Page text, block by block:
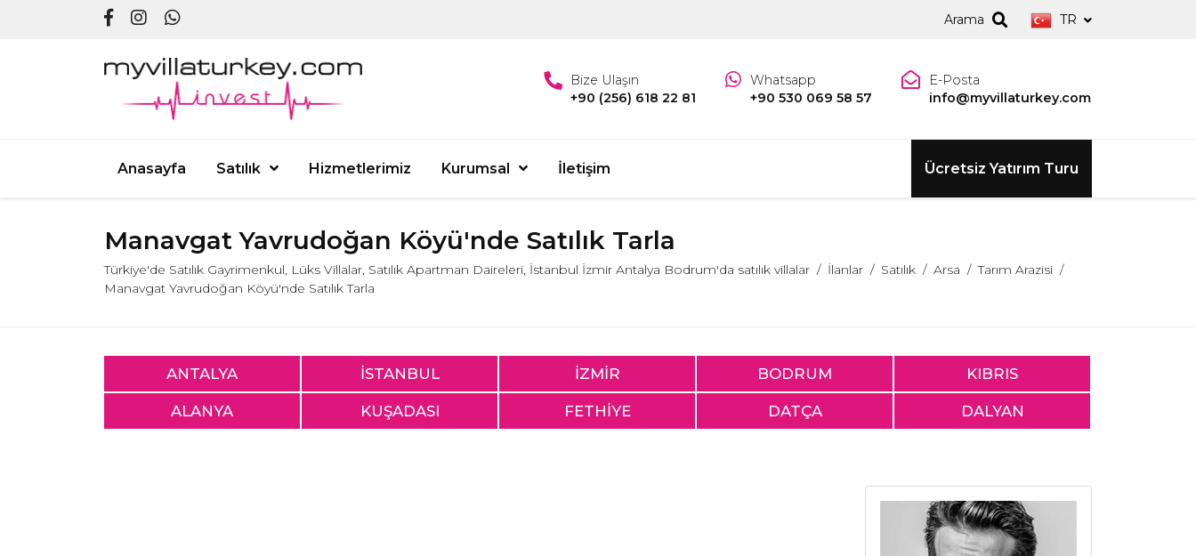
Arama TR
Bize Ulaşın
+90 (256) 618 22 81
Whatsapp
+90 530 069 58 57
E-Posta
info@myvillaturkey.com
Anasayfa Satılık Hizmetlerimiz Kurumsal İletişim Ücretsiz Yatırım Turu
Manavgat Yavrudoğan Köyü'nde Satılık Tarla
Türkiye'de Satılık Gayrimenkul, Lüks Villalar, Satılık Apartman Daireleri, İstanbul İzmir Antalya Bodrum'da satılık villalar İlanlar Satılık Arsa
Tarım Arazisi
Manavgat Yavrudoğan Köyü'nde Satılık Tarla
ANTALYA İSTANBUL İZMİR BODRUM KIBRIS
ALANYA KUŞADASI FETHİYE DATÇA DALYAN